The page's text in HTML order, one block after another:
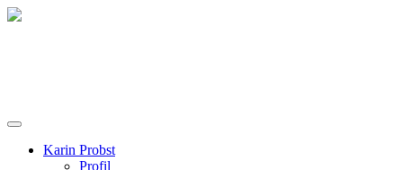
Karin Probst
Profil